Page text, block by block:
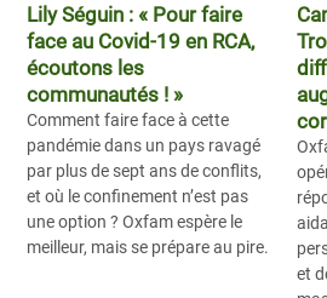
Lily Séguin : « Pour faire
face au Covid-19 en RCA,
écoutons les
communautés ! »
Comment faire face à cette
pandémie dans un pays ravagé
par plus de sept ans de conflits,
et où le confinement n’est pas
une option ? Oxfam espère le
meilleur, mais se prépare au pire.
et